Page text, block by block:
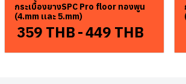
กระเบื้องยางSPC Pro floor ทองพูน
(4.mm เเละ 5.mm)
359 THB-449 THB